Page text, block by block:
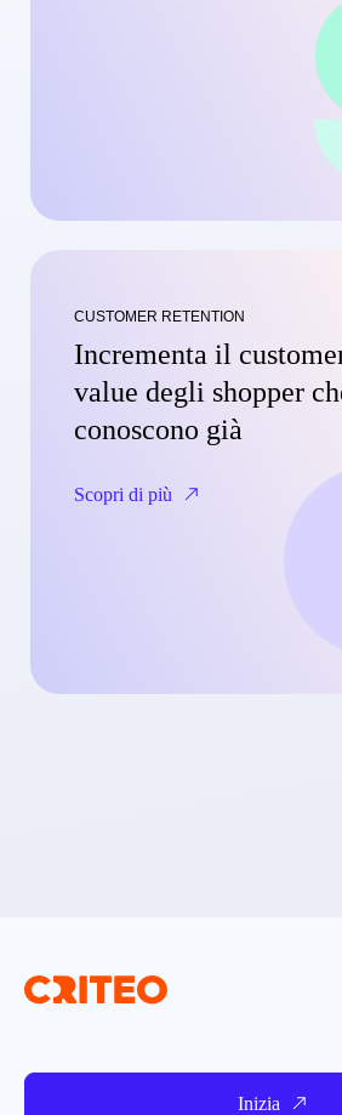
CUSTOMER RETENTION
Incrementa il
value degli shopper
conoscono già
Scopri di più
Inizia